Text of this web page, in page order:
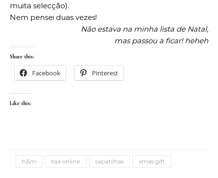
muita selecção).
Nem pensei duas vezes!
Não estava na minha lista de Natal,
mas passou a ficar! heheh
Share this:
Facebook Pinterest
Like this:
h&m loja online sapatilhas xmas gift